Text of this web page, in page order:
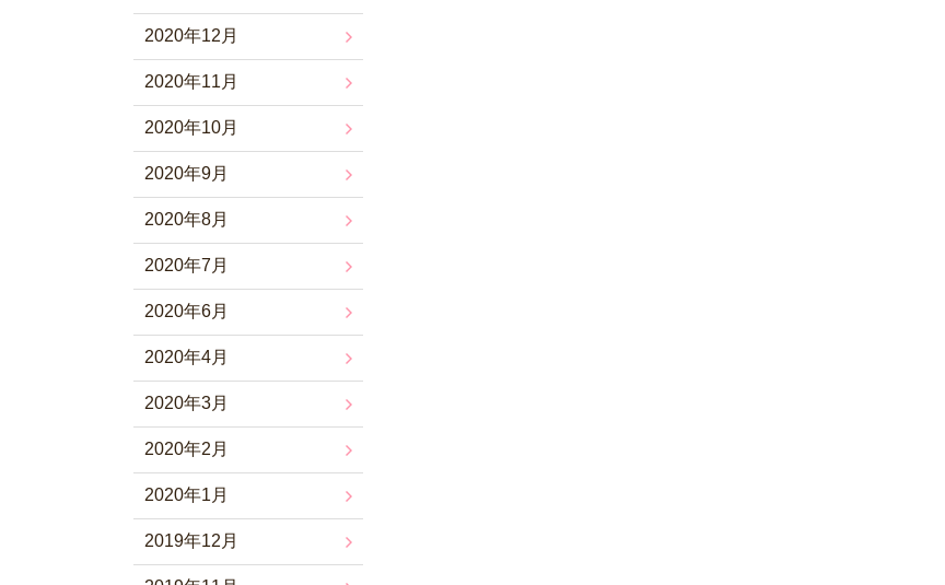
2020年12月
2020年11月
2020年10月
2020年9月
2020年8月
2020年7月
2020年6月
2020年4月
2020年3月
2020年2月
2020年1月
2019年12月